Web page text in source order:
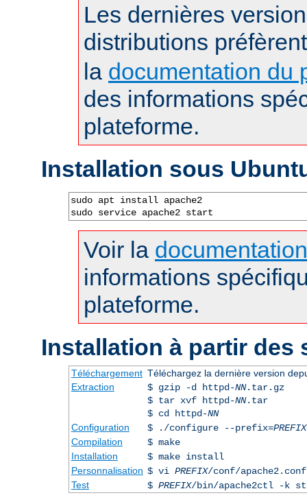
Les dernières
distributions
la documentation du
des informations
plateforme.
Installation sous
sudo apt install apache2
sudo service apache2 start
Voir la
informations
plateforme.
Installation à partir des
Téléchargement Téléchargez la dernière version
Extraction
$ gzip -d httpd-NN.tar.gz
$ tar xvf httpd-NN.tar
$ cd httpd-NN
Configuration
$ ./configure --prefix=PREFIX
Compilation
$ make
Installation
$ make install
Personnalisation $ vi PREFIX/conf/apache2.conf
Test
$ PREFIX/bin/apache2ctl -k